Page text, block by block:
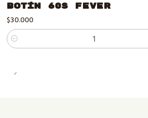
Botín 60s Fever
$30.000
Cantidad